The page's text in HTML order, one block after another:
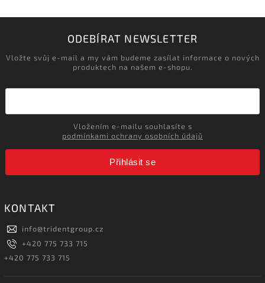
ODEBÍRAT NEWSLETTER
Vložte svůj e-mail a my vám budeme zasílat informace o nových
produktech na našem e-shopu.
podmínkami ochrany osobních údajů
Přihlásit se
KONTAKT
info@tridentgroup.cz
+420 775 733 715
+420 775 733 715